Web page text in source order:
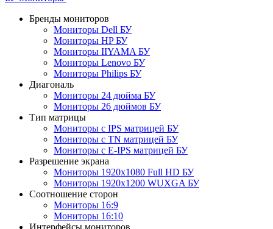
Бренды мониторов
Мониторы Dell БУ
Мониторы HP БУ
Мониторы IIYAMA БУ
Мониторы Lenovo БУ
Мониторы Philips БУ
Диагональ
Мониторы 24 дюйма БУ
Мониторы 26 дюймов БУ
Тип матрицы
Мониторы с IPS матрицей БУ
Мониторы с TN матрицей БУ
Мониторы с E-IPS матрицей БУ
Разрешение экрана
Мониторы 1920x1080 Full HD БУ
Мониторы 1920x1200 WUXGA БУ
Соотношение сторон
Мониторы 16:9
Мониторы 16:10
Интерфейсы мониторов